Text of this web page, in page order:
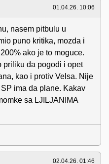
01.04.26. 10:06
nasem pitbulu u
puno kritika, mozda i
ako je to moguce.
priliku da pogodi i opet
kao i protiv Velsa. Nije
ima da plane. Kakav
sa LJILJANIMA
02.04.26. 01:46